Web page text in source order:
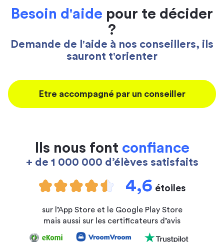
Besoin d'aide pour te décider
?
Demande de l'aide à nos conseillers, ils
sauront t'orienter
Etre accompagné par un conseiller
Ils nous font confiance
+ de 1 000 000 d’élèves satisfaits
4,6 étoiles
sur l’App Store et le Google Play Store
mais aussi sur les certificateurs d’avis